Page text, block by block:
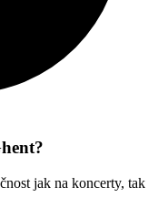
jak na koncerty, tak